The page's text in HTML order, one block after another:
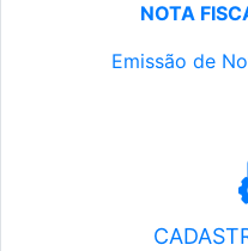
NOTA
Emissão de